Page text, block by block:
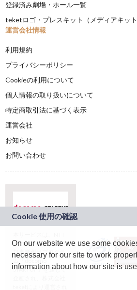
登録済み劇場・ホール一覧
teketロゴ・プレスキット（メディアキット
運営会社情報
利用規約
プライバシーポリシー
Cookieの利用について
個人情報の取り扱いについて
特定商取引法に基づく表示
運営会社
お知らせ
お問い合わせ
ドコモグループの新
規事業創出プログラ
ム「docomo
STARTUP」を通じて
On our website we use some
necessary for our site to work
information about how our site is